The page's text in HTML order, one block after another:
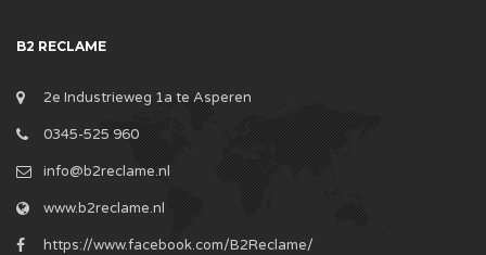
B2 RECLAME
2e Industrieweg 1a te Asperen
0345-525 960
info@b2reclame.nl
www.b2reclame.nl
https://www.facebook.com/B2Reclame/